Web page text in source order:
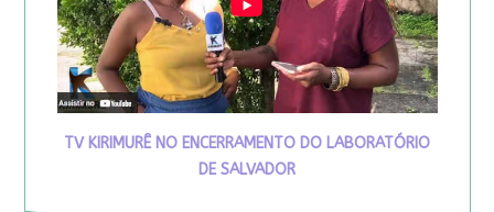
TV KIRIMURÊ NO ENCERRAMENTO DO LABORATÓRIO
DE SALVADOR